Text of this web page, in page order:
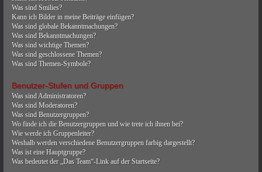
Was sind Smilies?
Kann ich Bilder in meine Beiträge einfügen?
Was sind globale Bekanntmachungen?
Was sind Bekanntmachungen?
Was sind wichtige Themen?
Was sind geschlossene Themen?
Was sind Themen-Symbole?
Benutzer-Stufen und Gruppen
Was sind Administratoren?
Was sind Moderatoren?
Was sind Benutzergruppen?
Wo finde ich die Benutzergruppen und wie trete ich ihnen bei?
Wie werde ich Gruppenleiter?
Weshalb werden verschiedene Benutzergruppen farbig dargestellt?
Was ist eine Hauptgruppe?
Was bedeutet der „Das Team“-Link auf der Startseite?